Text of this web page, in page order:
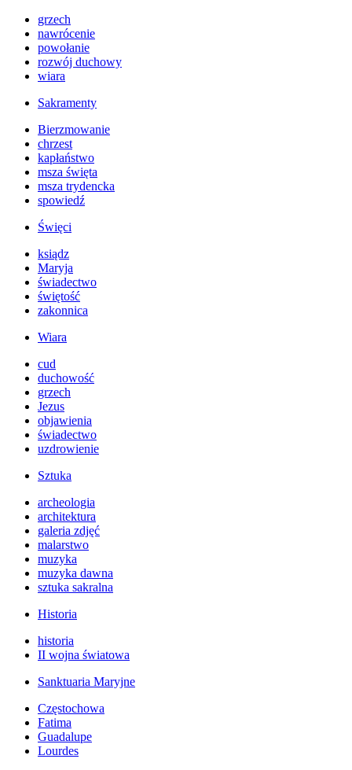
grzech
nawrócenie
powołanie
rozwój duchowy
wiara
Sakramenty
Bierzmowanie
chrzest
kapłaństwo
msza święta
msza trydencka
spowiedź
Święci
ksiądz
Maryja
świadectwo
świętość
zakonnica
Wiara
cud
duchowość
grzech
Jezus
objawienia
świadectwo
uzdrowienie
Sztuka
archeologia
architektura
galeria zdjęć
malarstwo
muzyka
muzyka dawna
sztuka sakralna
Historia
historia
II wojna światowa
Sanktuaria Maryjne
Częstochowa
Fatima
Guadalupe
Lourdes